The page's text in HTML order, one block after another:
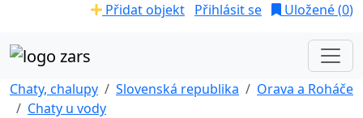
Přidat objekt Přihlásit se Uložené (0)
Chaty, chalupy Slovenská republika
Orava a Roháče
Chaty u vody